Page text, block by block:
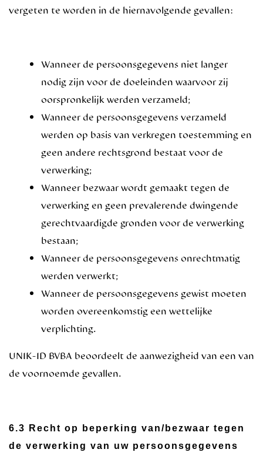
vergeten te worden in de hiernavolgende gevallen:
Wanneer de persoonsgegevens niet langer
nodig zijn voor de doeleinden waarvoor zij
oorspronkelijk werden verzameld;
Wanneer de persoonsgegevens verzameld
werden op basis van verkregen toestemming en
geen andere rechtsgrond bestaat voor de
verwerking;
Wanneer bezwaar wordt gemaakt tegen de
verwerking en geen prevalerende dwingende
gerechtvaardigde gronden voor de verwerking
bestaan;
Wanneer de persoonsgegevens onrechtmatig
werden verwerkt;
Wanneer de persoonsgegevens gewist moeten
worden overeenkomstig een wettelijke
verplichting.
UNIK-ID BVBA beoordeelt de aanwezigheid van een van
de voornoemde gevallen.
6.3 Recht op beperking van/bezwaar tegen
de verwerking van uw persoonsgegevens